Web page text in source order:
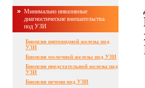
Минимально инвазивные
диагностические вмешательства
под УЗИ
Биопсия щитовидной железы под
УЗИ
Биопсия молочной железы под УЗИ
Биопсия предстательной железы под
УЗИ
Биопсия печени под УЗИ